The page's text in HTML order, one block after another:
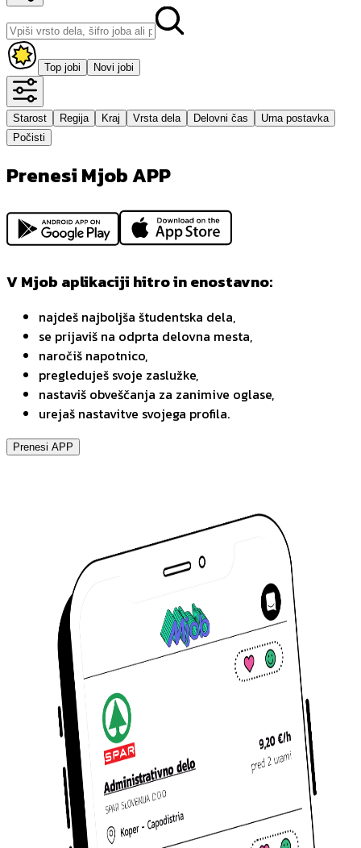
Top jobi Novi jobi
Starost Regija Kraj Vrsta dela Delovni čas
Urna postavka
Počisti
Prenesi Mjob APP
V Mjob aplikaciji hitro in enostavno:
najdeš najboljša študentska dela,
se prijaviš na odprta delovna mesta,
naročiš napotnico,
pregleduješ svoje zaslužke,
nastaviš obveščanja za zanimive oglase,
urejaš nastavitve svojega profila.
Prenesi APP